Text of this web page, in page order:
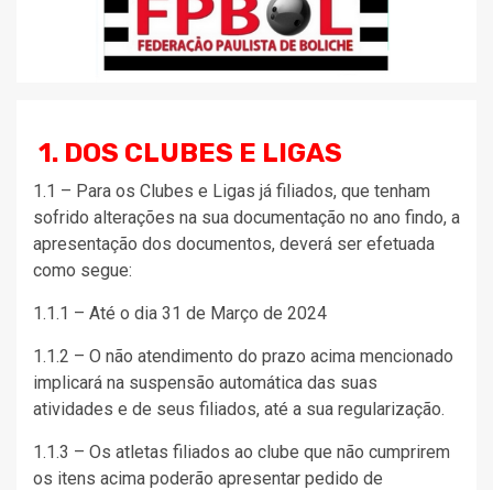
1. DOS CLUBES E LIGAS
1.1 – Para os Clubes e Ligas já filiados, que tenham
sofrido alterações na sua documentação no ano findo, a
apresentação dos documentos, deverá ser efetuada
como segue:
1.1.1 – Até o dia 31 de Março de 2024
1.1.2 – O não atendimento do prazo acima mencionado
implicará na suspensão automática das suas
atividades e de seus filiados, até a sua regularização.
1.1.3 – Os atletas filiados ao clube que não cumprirem
os itens acima poderão apresentar pedido de